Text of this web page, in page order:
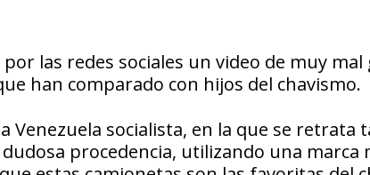
por las redes sociales un video de muy
han comparado con hijos del chavismo.
Venezuela socialista, en la que se retrata
dudosa procedencia, utilizando una